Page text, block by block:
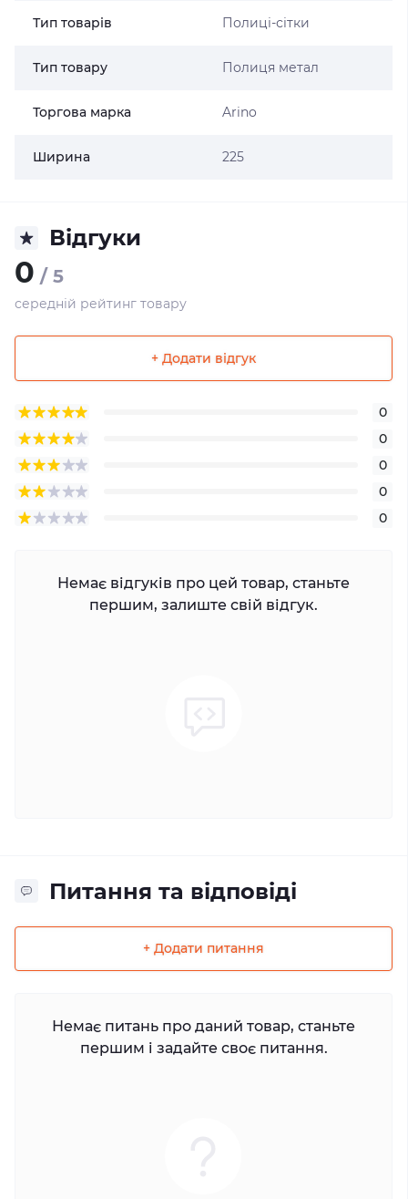
Тип товарів Полиці-сітки
Тип товару Полиця метал
Торгова марка Arino
Ширина 225
Відгуки
0 / 5
середній рейтинг товару
+ Додати відгук
0
0
0
0
0
Немає відгуків про цей товар, станьте
першим, залиште свій відгук.
Питання та відповіді
+ Додати питання
Немає питань про даний товар, станьте
першим і задайте своє питання.